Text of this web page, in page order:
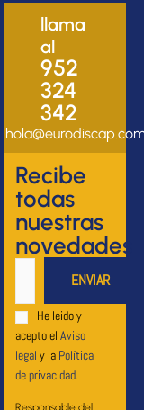
llama
al
952
324
342
Recibe
todas
nuestras
novedades
He leido y
acepto el Aviso
legal y la Política
de privacidad.
Responsable del